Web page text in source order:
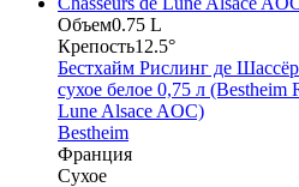
Объем0.75 L
Крепость12.5°
Бестхайм Рислинг де
сухое белое 0,75 л (Bestheim
Lune Alsace AOC)
Bestheim
Франция
Сухое